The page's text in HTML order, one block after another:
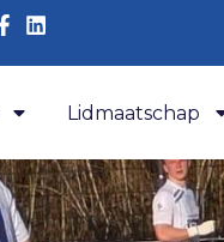
Lidmaatschap